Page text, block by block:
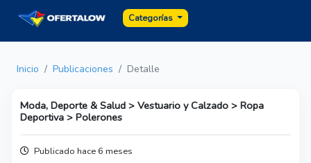
Categorías
Inicio Publicaciones Detalle
Moda, Deporte & Salud > Vestuario y Calzado > Ropa
Deportiva > Polerones
Publicado hace 6 meses